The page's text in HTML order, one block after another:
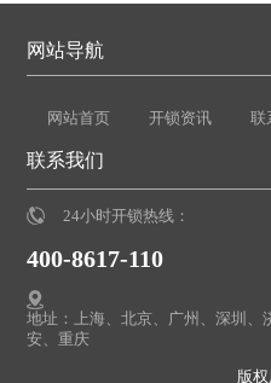
网站导航
网站首页 开锁资讯 联
联系我们
24小时开锁热线：
400-8617-110
地址：上海、北京、广州、深圳
安、重庆
版